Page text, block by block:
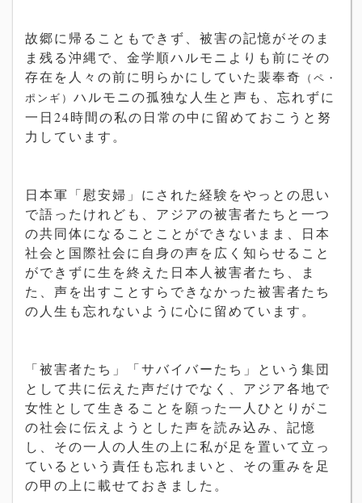
故郷に帰ることもできず、被害の記憶がそのま
ま残る沖縄で、金学順ハルモニよりも前にその
存在を人々の前に明らかにしていた裴奉奇 （ペ・
ポンギ） ハルモニの孤独な人生と声も、忘れずに
一日24時間の私の日常の中に留めておこうと努
力しています。
日本軍「慰安婦」にされた経験をやっとの思い
で語ったけれども、アジアの被害者たちと一つ
の共同体になることことができないまま、日本
社会と国際社会に自身の声を広く知らせること
ができずに生を終えた日本人被害者たち、ま
た、声を出すことすらできなかった被害者たち
の人生も忘れないように心に留めています。
「被害者たち」「サバイバーたち」という集団
として共に伝えた声だけでなく、アジア各地で
女性として生きることを願った一人ひとりがこ
の社会に伝えようとした声を読み込み、記憶
し、その一人の人生の上に私が足を置いて立っ
ているという責任も忘れまいと、その重みを足
の甲の上に載せておきました。